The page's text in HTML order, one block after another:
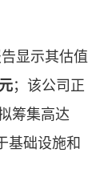
显示其估值
；该公司正
筹集高达
基础设施和